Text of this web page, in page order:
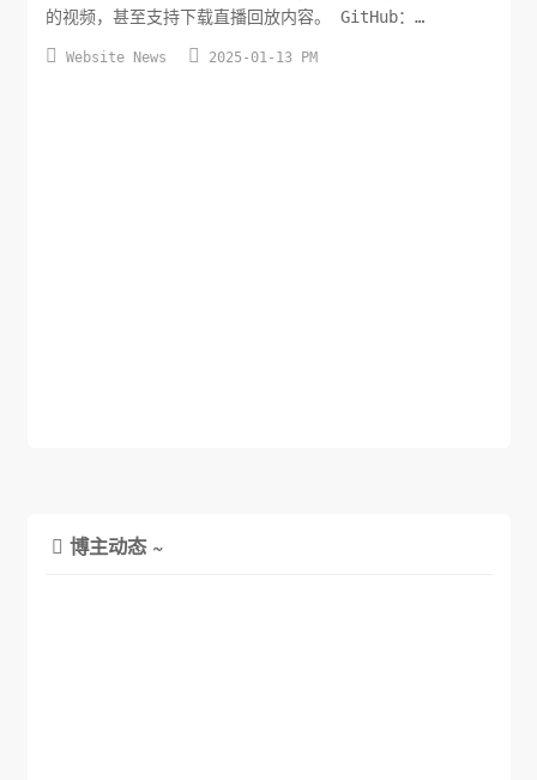
的视频，甚至支持下载直播回放内容。 GitHub：
https://github.com/ltaoo/wx_channels_download
 Website News  2025-01-13 PM
 博主动态 ~